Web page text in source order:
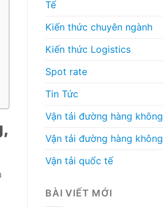
Tế
Kiến thức chuyên ngành
Kiến thức Logistics
Spot rate
Tin Tức
Vận tải đường hàng không
Vận tải đường hàng không
Vận tải quốc tế
BÀI VIẾT MỚI